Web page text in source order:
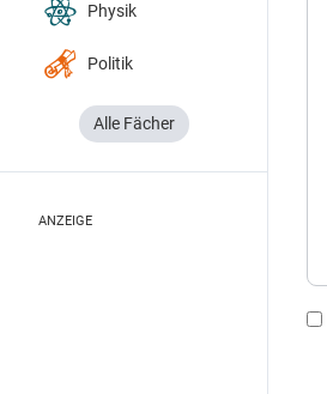
Physik
Politik
Alle Fächer
ANZEIGE